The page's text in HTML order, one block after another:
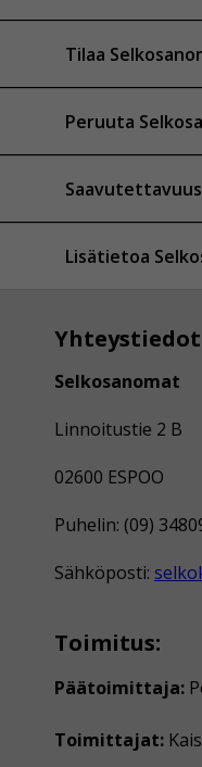
Tilaa
Peruuta
Lisätietoa
Selkosanomat
Linnoitustie 2 B
02600 ESPOO
Puhelin: (09)
Sähköposti:
Toimitus:
Päätoimittaja:
Toimittajat: